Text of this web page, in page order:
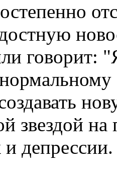
говорит:
звездой
и депрессии.